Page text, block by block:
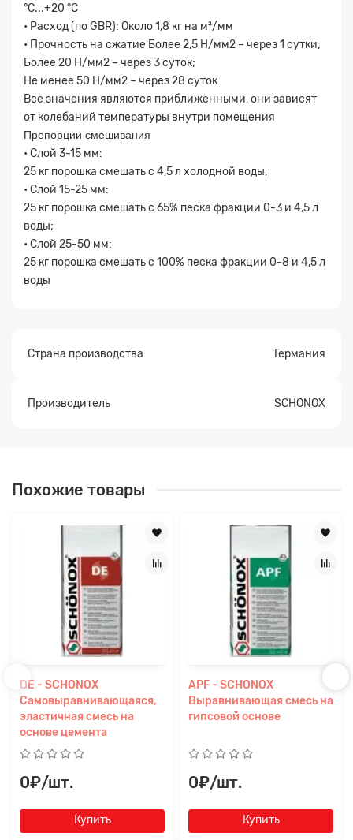
°C...+20 °C
• Расход (по GBR): Около 1,8 кг на м²/мм
• Прочность на сжатие Более 2,5 Н/мм2 – через 1 сутки;
Более 20 Н/мм2 – через 3 суток;
Не менее 50 Н/мм2 – через 28 суток
Все значения являются приближенными, они зависят
от колебаний температуры внутри помещения
Пропорции смешивания
• Слой 3-15 мм:
25 кг порошка смешать с 4,5 л холодной воды;
• Слой 15-25 мм:
25 кг порошка смешать с 65% песка фракции 0-3 и 4,5 л
воды;
• Слой 25-50 мм:
25 кг порошка смешать с 100% песка фракции 0-8 и 4,5 л
воды
Страна производства Германия
Производитель SCHÖNOX
Похожие товары
DE - SCHONOX
Самовыравнивающаяся,
эластичная смесь на
основе цемента
0₽/шт.
Купить
APF - SCHONOX
Выравнивающая смесь на
гипсовой основе
0₽/шт.
Купить